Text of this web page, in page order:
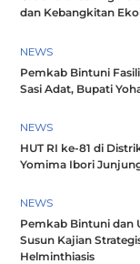
dan Kebangkitan
NEWS
Pemkab Bintuni
Sasi Adat, Bupati
NEWS
HUT RI ke-81 di
Yomima Ibori
NEWS
Pemkab Bintuni dan
Susun Kajian
Helminthiasis